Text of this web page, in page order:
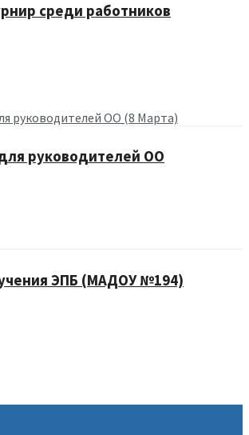
среди работников
руководителей ОО
ЭПБ (МАДОУ №194)